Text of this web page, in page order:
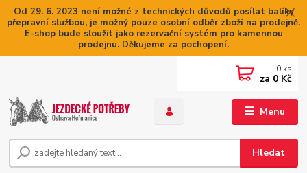
Od 29. 6. 2023 není možné z technických důvodů posílat balíky
přepravní službou, je možný pouze osobní odběr zboží na prodejně.
E-shop bude sloužit jako rezervační systém pro kamennou
prodejnu. Děkujeme za pochopení.
Menu
Hledat
0 ks
za 0 Kč